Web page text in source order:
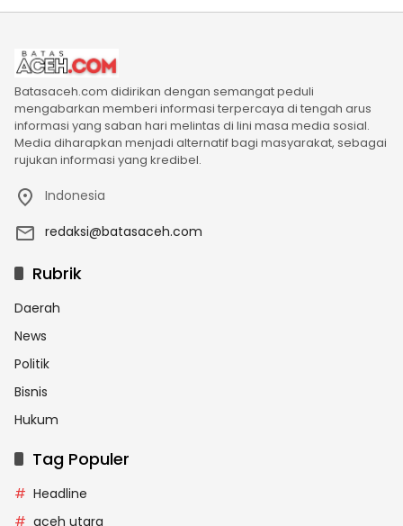
Batasaceh.com didirikan dengan semangat peduli
mengabarkan memberi informasi terpercaya di tengah arus
informasi yang saban hari melintas di lini masa media sosial.
Media diharapkan menjadi alternatif bagi masyarakat, sebagai
rujukan informasi yang kredibel.
Indonesia
redaksi@batasaceh.com
Rubrik
Daerah
News
Politik
Bisnis
Hukum
Tag Populer
Headline
aceh utara